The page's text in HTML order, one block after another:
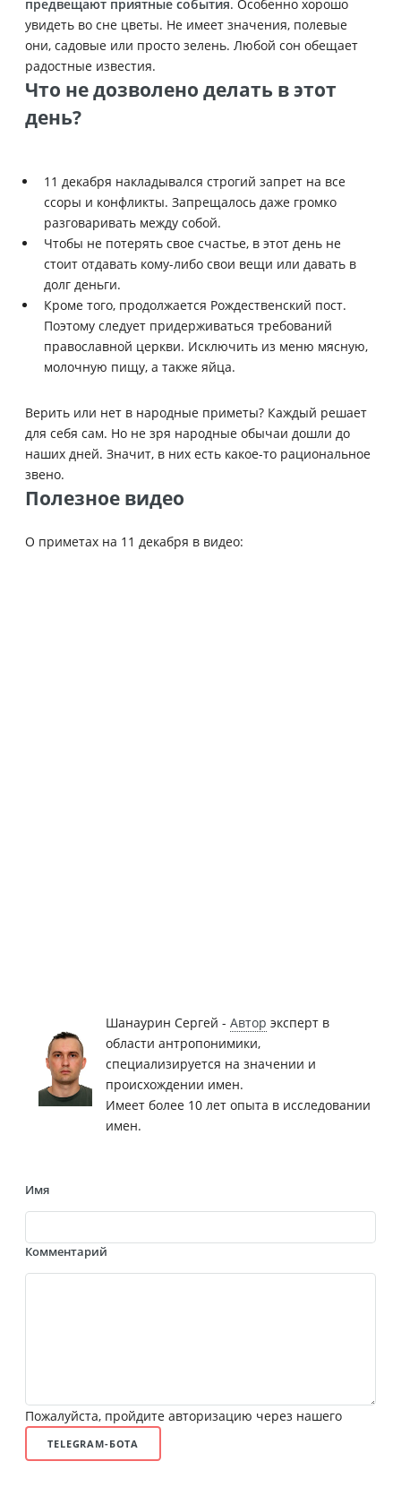
предвещают приятные события. Особенно хорошо
увидеть во сне цветы. Не имеет значения, полевые
они, садовые или просто зелень. Любой сон обещает
радостные известия.
Что не дозволено делать в этот
день?
11 декабря накладывался строгий запрет на все
ссоры и конфликты. Запрещалось даже громко
разговаривать между собой.
Чтобы не потерять свое счастье, в этот день не
стоит отдавать кому-либо свои вещи или давать в
долг деньги.
Кроме того, продолжается Рождественский пост.
Поэтому следует придерживаться требований
православной церкви. Исключить из меню мясную,
молочную пищу, а также яйца.
Верить или нет в народные приметы? Каждый решает
для себя сам. Но не зря народные обычаи дошли до
наших дней. Значит, в них есть какое-то рациональное
звено.
Полезное видео
О приметах на 11 декабря в видео:
Шанаурин Сергей - Автор эксперт в
области антропонимики,
специализируется на значении и
происхождении имен.
Имеет более 10 лет опыта в исследовании
имен.
Имя
Комментарий
Пожалуйста, пройдите авторизацию через нашего
TELEGRAM-БОТА